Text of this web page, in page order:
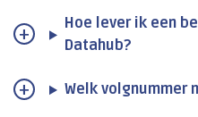
Hoe lever ik een
Datahub?
Welk volgnummer